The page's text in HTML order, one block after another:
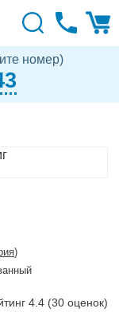
номер)
)
4.4 (30 оценок)